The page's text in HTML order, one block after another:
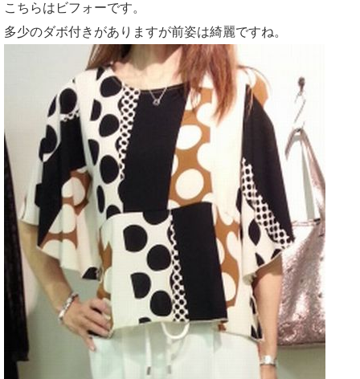
こちらはビフォーです。
多少のダボ付きがありますが前姿は綺麗ですね。